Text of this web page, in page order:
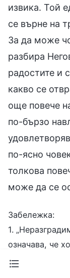
извика. Той
се върне на
За да може
разбира
радостите и
какво се
още повече
по-бързо
по-ясно
толкова
може да се
Забележка:
1.
означава, че
знания,